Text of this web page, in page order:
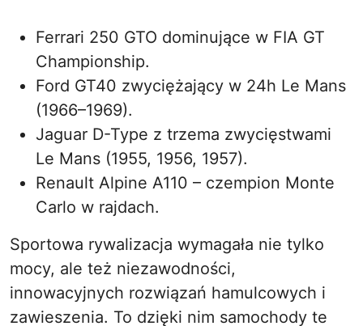
Ferrari 250 GTO dominujące w FIA GT
Championship.
Ford GT40 zwyciężający w 24h Le Mans
(1966–1969).
Jaguar D-Type z trzema zwycięstwami
Le Mans (1955, 1956, 1957).
Renault Alpine A110 – czempion Monte
Carlo w rajdach.
Sportowa rywalizacja wymagała nie tylko
mocy, ale też niezawodności,
innowacyjnych rozwiązań hamulcowych i
zawieszenia. To dzięki nim samochody te